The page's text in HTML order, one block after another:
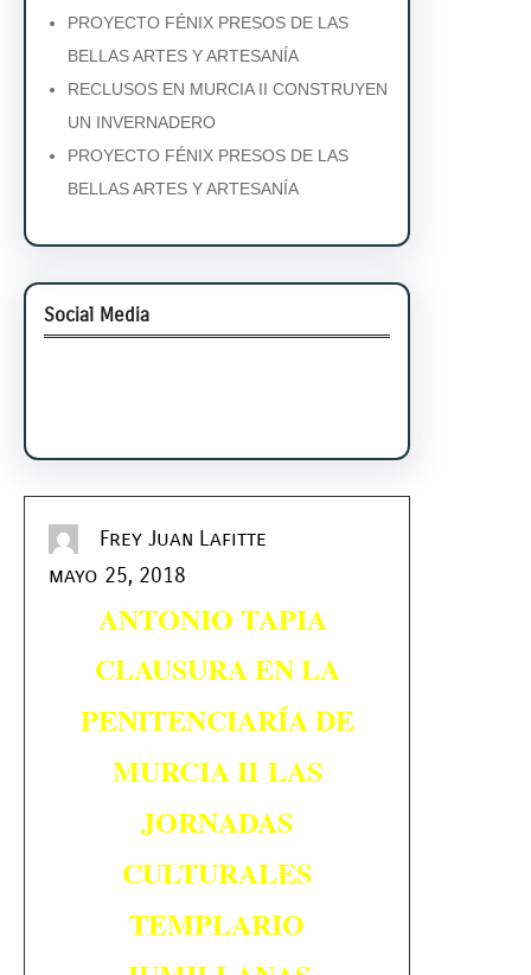
PROYECTO FÉNIX PRESOS DE LAS
BELLAS ARTES Y ARTESANÍA
RECLUSOS EN MURCIA II CONSTRUYEN
UN INVERNADERO
PROYECTO FÉNIX PRESOS DE LAS
BELLAS ARTES Y ARTESANÍA
Social Media
Frey Juan Lafitte
mayo 25, 2018
ANTONIO TAPIA
CLAUSURA EN LA
PENITENCIARÍA DE
MURCIA II LAS
JORNADAS
CULTURALES
TEMPLARIO